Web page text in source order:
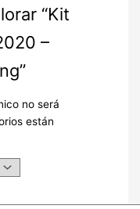
“Kit
–
no será
están